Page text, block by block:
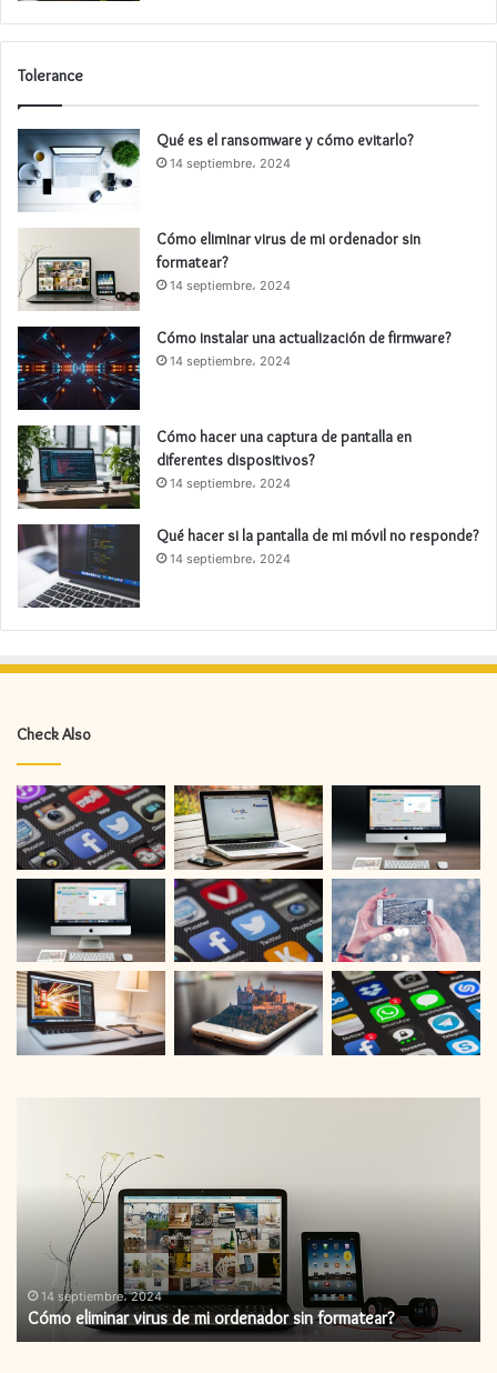
Tolerance
Qué es el ransomware y cómo evitarlo?
14 septiembre، 2024
Cómo eliminar virus de mi ordenador sin
formatear?
14 septiembre، 2024
Cómo instalar una actualización de firmware?
14 septiembre، 2024
Cómo hacer una captura de pantalla en
diferentes dispositivos?
14 septiembre، 2024
Qué hacer si la pantalla de mi móvil no responde?
14 septiembre، 2024
Check Also
ordenador
formatear?
14 septiembre، 2024
Cómo eliminar virus de mi ordenador sin formatear?